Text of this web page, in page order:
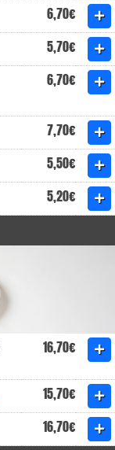
6,70€
5,70€
6,70€
7,70€
5,50€
5,20€
16,70€
15,70€
16,70€